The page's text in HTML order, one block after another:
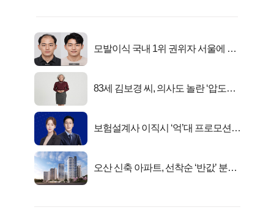
모발이식 국내 1위 권위자 서울에 있
83세 김보경 씨, 의사도 놀란 ‘압도적
보험설계사 이직시 ‘억’대 프로모션!
오산 신축 아파트, 선착순 ‘반값’ 분양